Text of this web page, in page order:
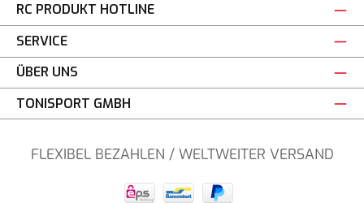
RC PRODUKT HOTLINE
SERVICE
ÜBER UNS
TONISPORT GMBH
FLEXIBEL BEZAHLEN / WELTWEITER VERSAND